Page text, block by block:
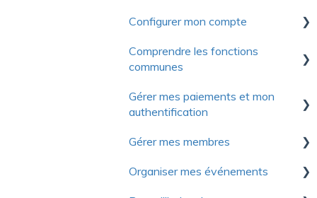
Collection de ressources utiles
Pour se lancer
Optimiser votre utilisation de
Yapla
À propos de Yapla
Configurer mon compte
Premiers pas
Facturation
Licences et utilisateurs
Questions fréquentes
Comprendre les fonctions
communes
Communications
Gérer mes paiements et mon
authentification
Authentification
Modes de paiement
Gérer mes membres
Premiers pas
Organiser mes événements